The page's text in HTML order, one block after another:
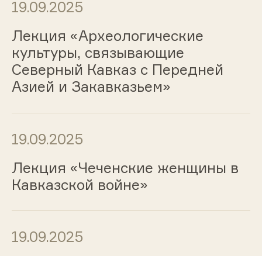
19.09.2025
Лекция «Археологические
культуры, связывающие
Северный Кавказ с Передней
Азией и Закавказьем»
19.09.2025
Лекция «Чеченские женщины в
Кавказской войне»
19.09.2025